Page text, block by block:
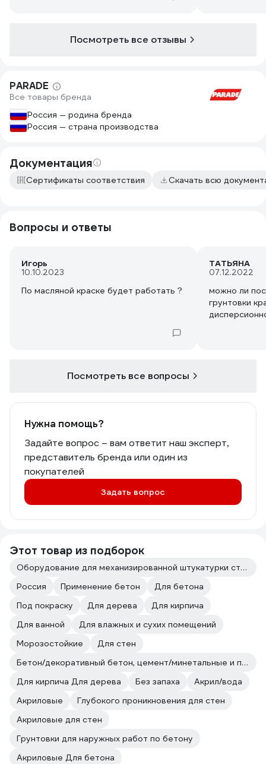
полностью,
коридоре
Посмотреть все отзывы
PARADE
Все товары бренда
Россия — родина бренда
Россия — страна производства
Документация
Сертификаты соответствия Скачать всю
Вопросы и ответы
Игорь
10.10.2023
По масляной краске будет работать ?
ТАТЬЯНА
07.12.2022
можно ли
грунтовки
Посмотреть все вопросы
Нужна помощь?
Задайте вопрос – вам ответит наш эксперт,
представитель бренда или один из
покупателей
Задать вопрос
Этот товар из подборок
Оборудование для механизированной штукатурки стен
Россия
Применение бетон
Для бетона
Под покраску
Для дерева
Для кирпича
Для ванной
Для влажных и сухих помещений
Морозостойкие
Для стен
Бетон/декоративный бетон, цемент/минетальные и полимерные декоративные штукатурки/прочие впитывающие поверхности
Для кирпича Для дерева
Без запаха
Акрил/вода
Акриловые
Глубокого проникновения для стен
Акриловые для стен
Грунтовки для наружных работ по бетону
Акриловые Для бетона